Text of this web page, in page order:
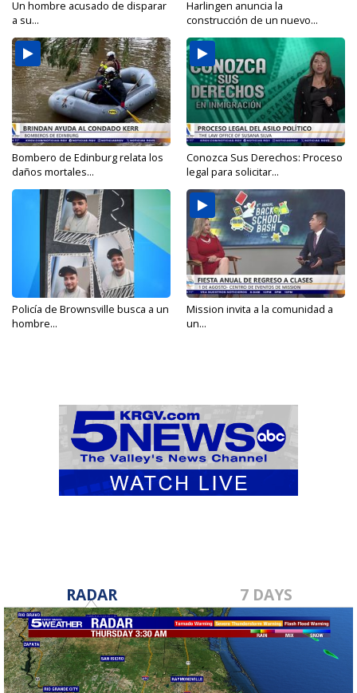
Un hombre acusado de disparar
a su...
Harlingen anuncia la
construcción de un nuevo...
Bombero de Edinburg relata los
daños mortales...
Conozca Sus Derechos: Proceso
legal para solicitar...
Policía de Brownsville busca a un
hombre...
Mission invita a la comunidad a
un...
RADAR 7 DAYS